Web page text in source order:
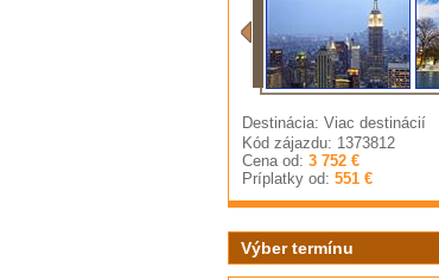
Destinácia: Viac destinácií
Kód zájazdu: 1373812
Cena od: 3 752 €
Príplatky od: 551 €
Výber termínu